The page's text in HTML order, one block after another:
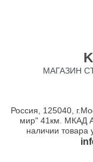
МАГАЗИН
Россия, 125040,
мир" 41км. МКАД
наличии товара